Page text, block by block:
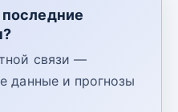
связи —
данные и прогнозы